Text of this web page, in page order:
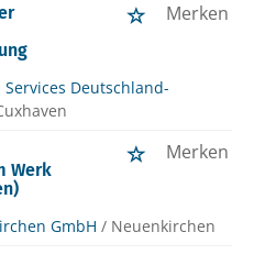
Merken
Deutschland-
Werk
Merken
GmbH / Neuenkirchen